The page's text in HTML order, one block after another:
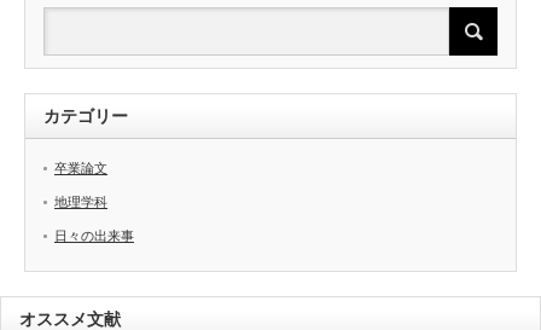
カテゴリー
卒業論文
地理学科
日々の出来事
オススメ文献